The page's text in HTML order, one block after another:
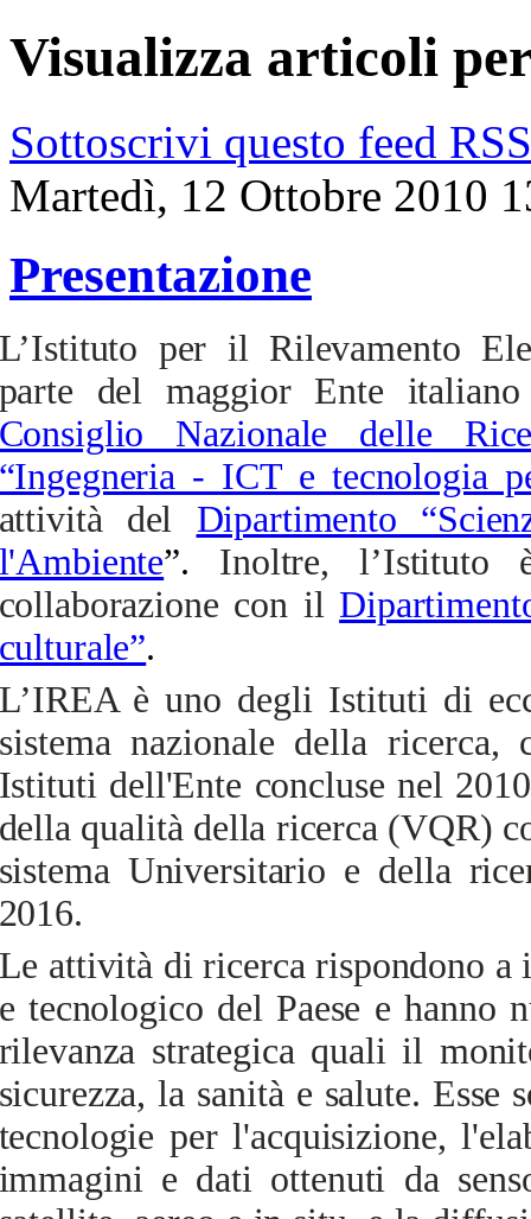
Visualizza articoli
Sottoscrivi questo feed RSS
Martedì, 12 Ottobre 2010
Presentazione
per il Rilevamento
del maggior Ente
Nazionale delle
- ICT e tecnologia
del Dipartimento
”. Inoltre,
con il
.
è uno degli Istituti di
nazionale della ricerca,
dell'Ente concluse nel
qualità della ricerca (VQR)
Universitario e della
attività di ricerca rispondono
tecnologico del Paese e hanno
strategica quali il
la sanità e salute.
per l'acquisizione,
e dati ottenuti da